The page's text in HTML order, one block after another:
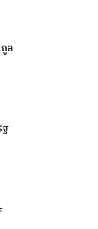
ล
ฐ